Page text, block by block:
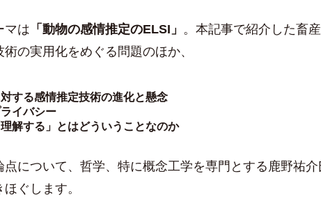
マは 「動物の感情推定のELSI」 。本記事で紹介した畜
術の実用化をめぐる問題のほか、
する感情推定技術の進化と懸念
イバシー
解する」とはどういうことなのか
点について、哲学、特に概念工学を専門とする鹿野祐
ぐします。